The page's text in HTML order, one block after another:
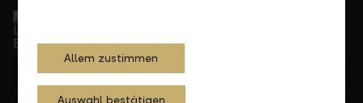
bis 17.30 Uhr
+423 236 88 11
Allem zustimmen
Auswahl bestätigen